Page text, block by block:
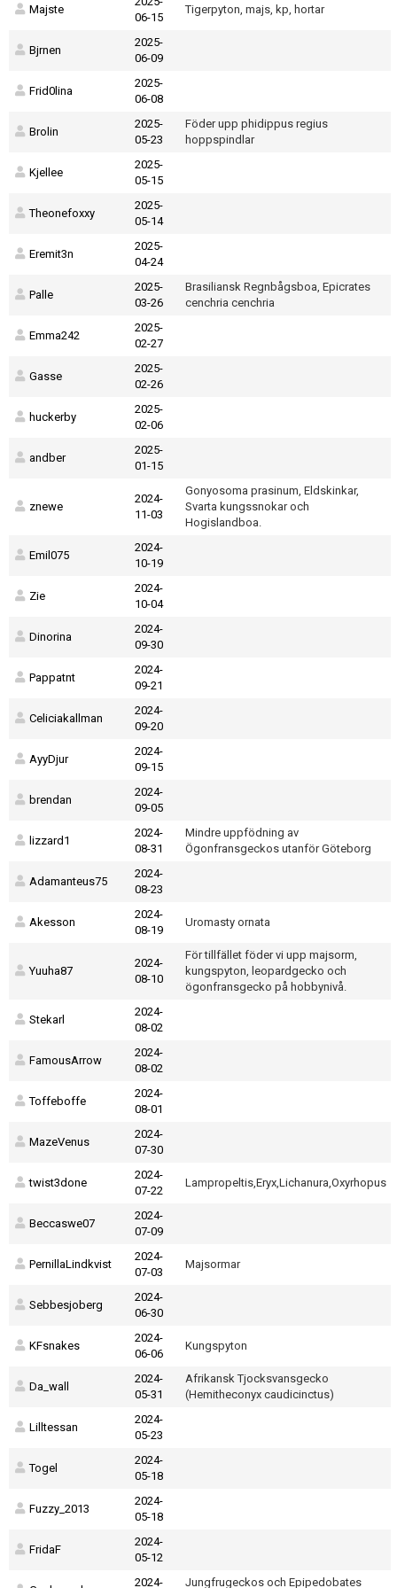
Majste
06-15
Tigerpyton, majs, kp, hortar
Bjrnen
2025-
06-09
Frid0lina
2025-
06-08
Brolin
2025-
05-23
Föder upp phidippus regius
hoppspindlar
Kjellee
2025-
05-15
Theonefoxxy
2025-
05-14
Eremit3n
2025-
04-24
Palle
2025-
03-26
Brasiliansk Regnbågsboa, Epicrates
cenchria cenchria
Emma242
2025-
02-27
Gasse
2025-
02-26
huckerby
2025-
02-06
andber
2025-
01-15
znewe
2024-
11-03
Gonyosoma prasinum, Eldskinkar,
Svarta kungssnokar och
Hogislandboa.
Emil075
2024-
10-19
Zie
2024-
10-04
Dinorina
2024-
09-30
Pappatnt
2024-
09-21
Celiciakallman
2024-
09-20
AyyDjur
2024-
09-15
brendan
2024-
09-05
lizzard1
2024-
08-31
Mindre uppfödning av
Ögonfransgeckos utanför Göteborg
Adamanteus75
2024-
08-23
Akesson
2024-
08-19
Uromasty ornata
Yuuha87
2024-
08-10
För tillfället föder vi upp majsorm,
kungspyton, leopardgecko och
ögonfransgecko på hobbynivå.
Stekarl
2024-
08-02
FamousArrow
2024-
08-02
Toffeboffe
2024-
08-01
MazeVenus
2024-
07-30
twist3done
2024-
07-22
Lampropeltis,Eryx,Lichanura,Oxyrhopus
Beccaswe07
2024-
07-09
PernillaLindkvist
2024-
07-03
Majsormar
Sebbesjoberg
2024-
06-30
KFsnakes
2024-
06-06
Kungspyton
Da_wall
2024-
05-31
Afrikansk Tjocksvansgecko
(Hemitheconyx caudicinctus)
Lilltessan
2024-
05-23
Togel
2024-
05-18
Fuzzy_2013
2024-
05-18
FridaF
2024-
05-12
2024- Jungfrugeckos och Epipedobates